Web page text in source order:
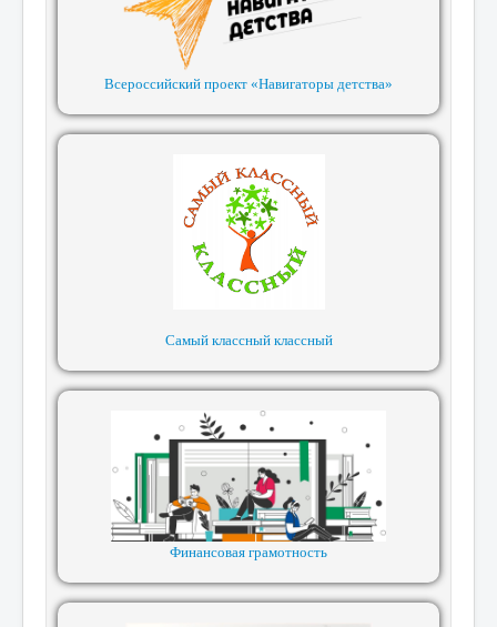
Всероссийский проект «Навигаторы детства»
Самый классный классный
Финансовая грамотность